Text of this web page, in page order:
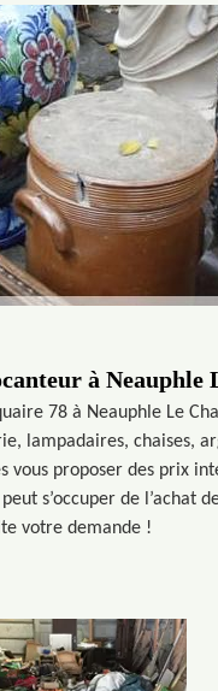
à Neauphle
78 à Neauphle Le
lampadaires, chaises,
proposer des prix
s’occuper de l’achat
votre demande !